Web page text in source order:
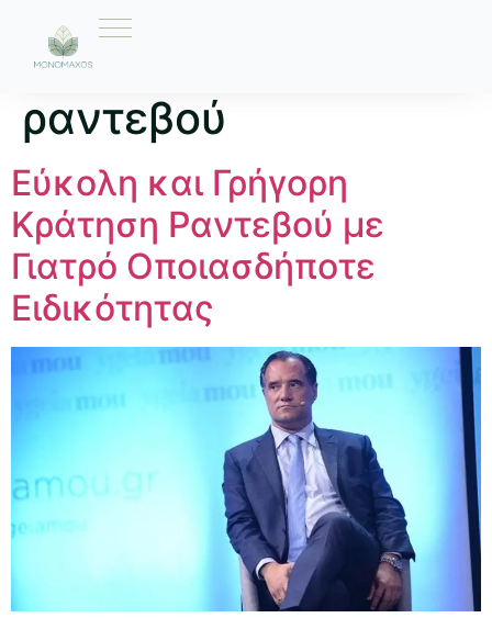
Ετικέτα:
ραντεβού
Εύκολη και Γρήγορη
Κράτηση Ραντεβού με
Γιατρό Οποιασδήποτε
Ειδικότητας